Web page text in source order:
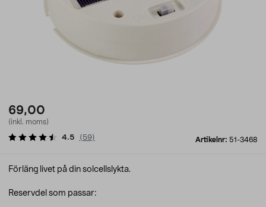
69,00
(inkl. moms)
Artikelnr: 51-3468
4.5 ( 59)
Förläng livet på din solcellslykta.
Reservdel som passar: